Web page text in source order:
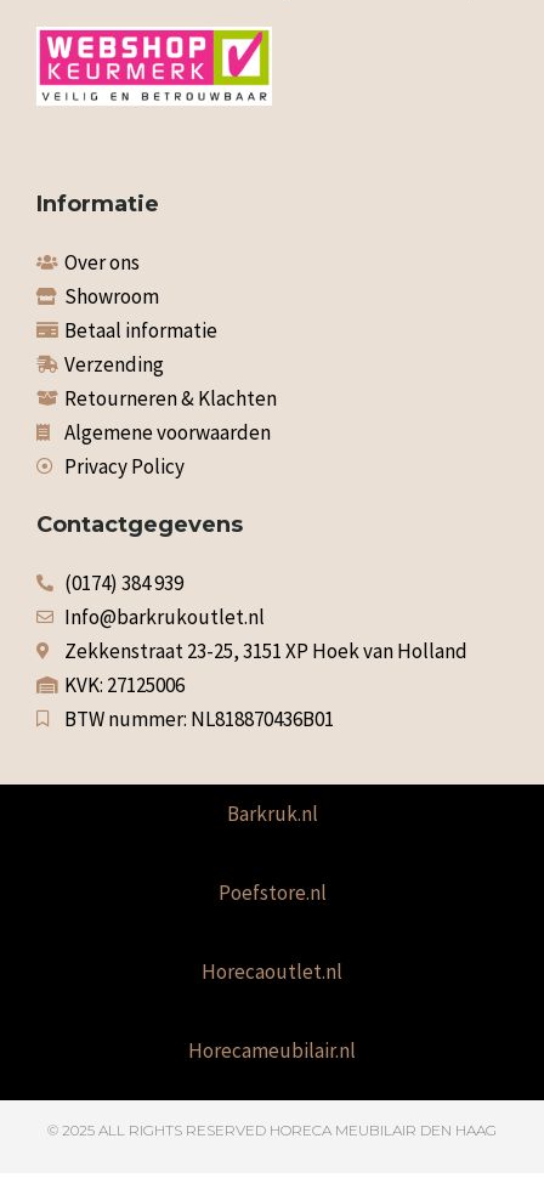
Informatie
Over ons
Showroom
Betaal informatie
Verzending
Retourneren & Klachten
Algemene voorwaarden
Privacy Policy
Contactgegevens
(0174) 384 939
Info@barkrukoutlet.nl
Zekkenstraat 23-25, 3151 XP Hoek van Holland
KVK: 27125006
BTW nummer: NL818870436B01
Barkruk.nl
Poefstore.nl
Horecaoutlet.nl
Horecameubilair.nl
© 2025 ALL RIGHTS RESERVED​ HORECA MEUBILAIR DEN HAAG